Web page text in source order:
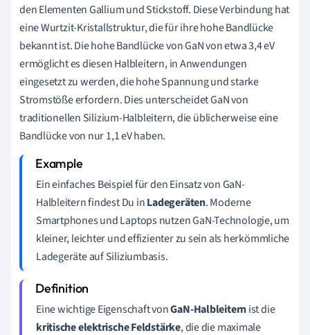
den Elementen Gallium und Stickstoff. Diese Verbindung hat
eine Wurtzit-Kristallstruktur, die für ihre hohe Bandlücke
bekannt ist. Die hohe Bandlücke von GaN von etwa 3,4 eV
ermöglicht es diesen Halbleitern, in Anwendungen
eingesetzt zu werden, die hohe Spannung und starke
Stromstöße erfordern. Dies unterscheidet GaN von
traditionellen Silizium-Halbleitern, die üblicherweise eine
Bandlücke von nur 1,1 eV haben.
Ein einfaches Beispiel für den Einsatz von GaN-
Halbleitern findest Du inLadegeräten. Moderne
Smartphones und Laptops nutzen GaN-Technologie, um
kleiner, leichter und effizienter zu sein als herkömmliche
Ladegeräte auf Siliziumbasis.
Eine wichtige Eigenschaft vonGaN-Halbleiternist die
kritische elektrische Feldstärke, die die maximale